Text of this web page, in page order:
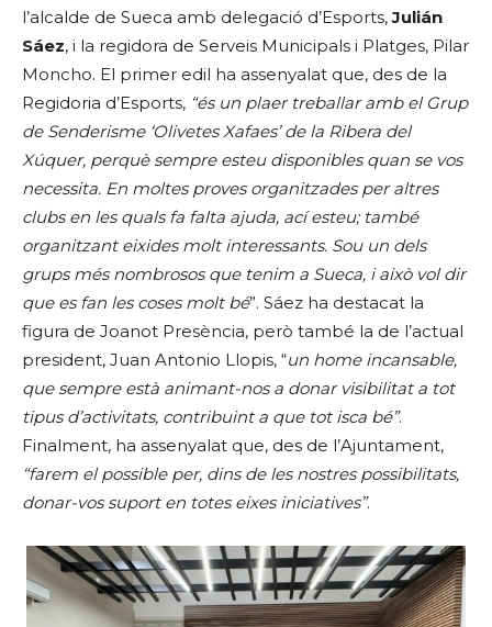
l’alcalde de Sueca amb delegació d’Esports,Julián
Sáez, i la regidora de Serveis Municipals i Platges, Pilar
Moncho. El primer edil ha assenyalat que, des de la
Regidoria d’Esports, “és un plaer treballar amb el Grup
de Senderisme ‘Olivetes Xafaes’ de la Ribera del
Xúquer, perquè sempre esteu disponibles quan se vos
necessita. En moltes proves organitzades per altres
clubs en les quals fa falta ajuda, ací esteu; també
organitzant eixides molt interessants. Sou un dels
grups més nombrosos que tenim a Sueca, i això vol dir
que es fan les coses molt bé”. Sáez ha destacat la
figura de Joanot Presència, però també la de l’actual
president, Juan Antonio Llopis, “un home incansable,
que sempre està animant-nos a donar visibilitat a tot
tipus d’activitats, contribuint a que tot isca bé”.
Finalment, ha assenyalat que, des de l’Ajuntament,
“farem el possible per, dins de les nostres possibilitats,
donar-vos suport en totes eixes iniciatives”.